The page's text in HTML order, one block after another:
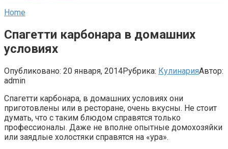
Home
Спагетти карбонара в домашних
условиях
Опубликовано: 20 января, 2014Рубрика: КулинарияАвтор:
admin
Спагетти карбонара, в домашних условиях они
приготовлены или в ресторане, очень вкусны. Не стоит
думать, что с таким блюдом справятся только
профессионалы. Даже не вполне опытные домохозяйки
или заядлые холостяки справятся на «ура».